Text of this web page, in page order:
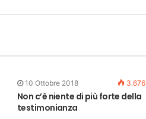
10 Ottobre 2018 3.676
Non c’è niente di più forte della
testimonianza